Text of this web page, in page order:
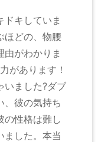
ドキしていま
ほどの、物腰
がわかりま
があります！
いました?ダブ
、彼の気持ち
の性格は難し
ました。本当